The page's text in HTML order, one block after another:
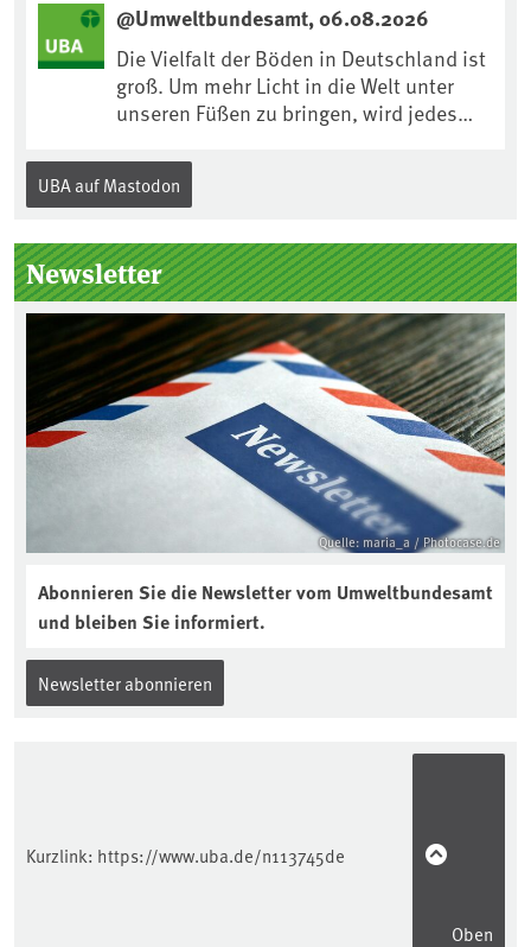
anpassen?🤔Antworten auf diese und
weitere Fragen auf unserer Webseite:
www.uba.de/trockenheit #Trockenheit
#Klimawandel
@Umweltbundesamt, 06.08.2026
Die Vielfalt der Böden in Deutschland ist
groß. Um mehr Licht in die Welt unter
unseren Füßen zu bringen, wird jedes
Internationalen Tag des Bodens, der
„Boden des Jahres“ vorgestellt. Das UBA
Kuratorium, wie wird der Boden des
Jahres ausgewählt und was passiert
eigentlich während eines solchen
Bodenjahres? Infos dazu gibt es im
aktuellen Podcast „Soilcast“. Jetzt
reinhören:
https://soilcast.de/interview/sc202-
interview-die-kuer-der-krume/
UBA auf Mastodon
Newsletter
Quelle: maria_a / Photocase.de
Abonnieren Sie die Newsletter vom Umweltbundesamt
und bleiben Sie informiert.
Newsletter abonnieren
Kurzlink: https://www.uba.de/n113745de
Oben